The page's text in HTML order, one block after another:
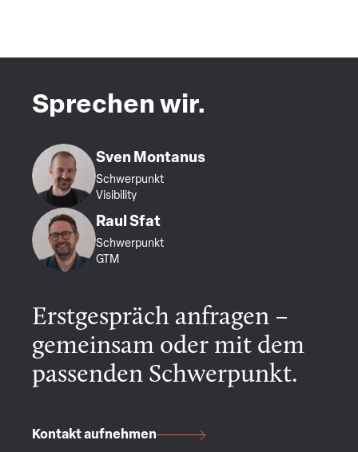
Sprechen wir.
Sven Montanus
Schwerpunkt
Visibility
Raul Sfat
Schwerpunkt
GTM
Erstgespräch anfragen –
gemeinsam oder mit dem
passenden Schwerpunkt.
Kontakt aufnehmen